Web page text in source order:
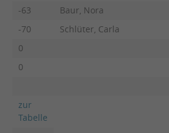
-63
Baur, Nora
-70
Schlüter, Carla
0
0
zur
Tabelle